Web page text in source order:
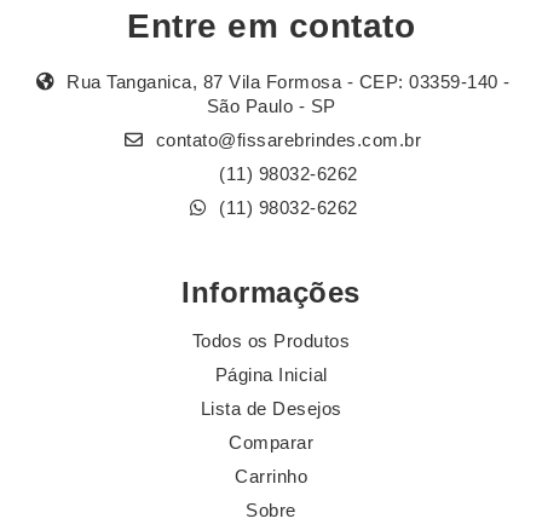
Entre em contato
Rua Tanganica, 87 Vila Formosa - CEP: 03359-140 -
São Paulo - SP
contato@fissarebrindes.com.br
(11) 98032-6262
(11) 98032-6262
Informações
Todos os Produtos
Página Inicial
Lista de Desejos
Comparar
Carrinho
Sobre